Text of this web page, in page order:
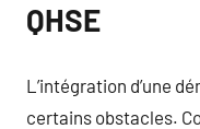
QHSE
L’intégration d’une
certains obstacles.